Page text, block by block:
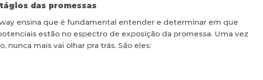
das promessas
ensina que é fundamental entender e determinar em que
estão no espectro de exposição da promessa. Uma vez
nunca mais vai olhar pra trás. São eles: